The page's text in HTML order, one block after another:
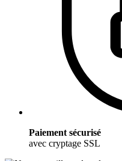
Paiement sécurisé
avec cryptage SSL